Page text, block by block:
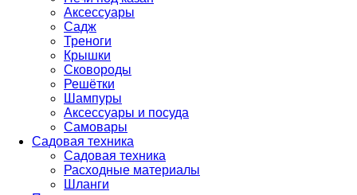
Аксессуары
Садж
Треноги
Крышки
Сковороды
Решётки
Шампуры
Аксессуары и посуда
Самовары
Садовая техника
Садовая техника
Расходные материалы
Шланги